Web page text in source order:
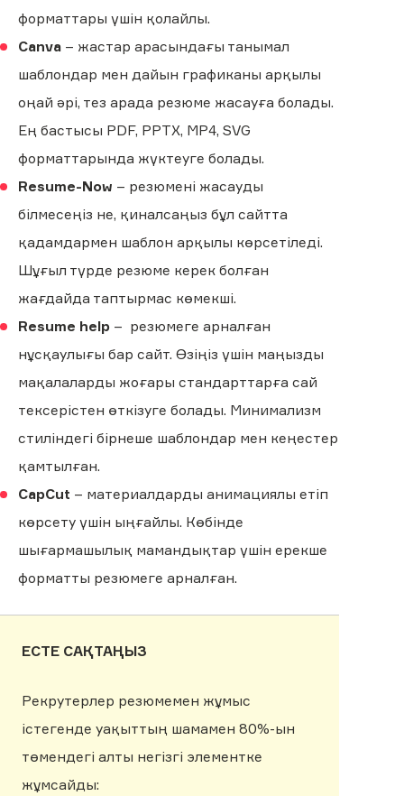
форматтары үшін қолайлы.
Canva – жастар арасындағы танымал
шаблондар мен дайын графиканы арқылы
оңай әрі, тез арада резюме жасауға болады.
Ең бастысы PDF, PPTX, MP4, SVG
форматтарында жүктеуге болады.
Resume-Now – резюмені жасауды
білмесеңіз не, қиналсаңыз бұл сайтта
қадамдармен шаблон арқылы көрсетіледі.
Шұғыл түрде резюме керек болған
жағдайда таптырмас көмекші.
Resume help – резюмеге арналған
нұсқаулығы бар сайт. Өзіңіз үшін маңызды
мақалаларды жоғары стандарттарға сай
тексерістен өткізуге болады. Минимализм
стиліндегі бірнеше шаблондар мен кеңестер
қамтылған.
CapCut – материалдарды анимациялы етіп
көрсету үшін ыңғайлы. Көбінде
шығармашылық мамандықтар үшін ерекше
форматты резюмеге арналған.
ЕСТЕ САҚТАҢЫЗ
Рекрутерлер резюмемен жұмыс
істегенде уақыттың шамамен 80%-ын
төмендегі алты негізгі элементке
жұмсайды: